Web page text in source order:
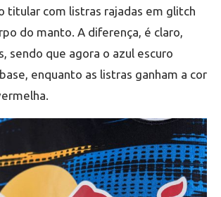
titular com listras rajadas em glitch
do manto. A diferença, é claro,
sendo que agora o azul escuro
enquanto as listras ganham a cor